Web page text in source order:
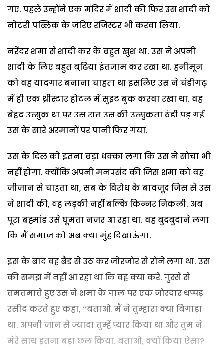
गए. पहले उन्होंने एक मंदिर में शादी की फिर उस शादी को
नोटरी पब्लिक के जरिए रजिस्टर भी करवा लिया.
नरेंदर शमा से शादी कर के बहुत खुश था. उस ने अपनी
शादी के लिए बहुत बढि़या इंतजाम कर रखा था. हनीमून
को वह यादगार बनाना चाहता था इसलिए उस ने चंडीगढ़
में ही एक थ्रीस्टार होटल में सुइट बुक करवा रखा था. वह
बेहद उत्सुक था पर उस रात उस की उत्सुकता ठंडी पड़ गई.
उस के सारे अरमानों पर पानी फिर गया.
उस के दिल को इतना बड़ा धक्का लगा कि उस ने सोचा भी
नहीं होगा. क्योंकि अपनी मनपसंद की जिस शमा को वह
जीजान से चाहता था, सब के विरोध के बावजूद जिस से उस
ने शादी की, वह लड़की नहीं बल्कि किन्नर निकली. अब
पूरा ब्रह्मांड उसे घूमता नजर आ रहा था. वह बुदबुदाने लगा
कि मैं समाज को अब क्या मुंह दिखाऊंगा.
इस के बाद वह बैड से उठ कर जोरजोर से रोने लगा था. उस
की समझ में नहीं आ रहा था कि वह क्या करे. गुस्से से
तमतमाते हुए उस ने शमा के गाल पर एक जोरदार थप्पड़
रसीद करते हुए कहा, ‘‘बताओ, मैं ने तुम्हारा क्या बिगाड़ा
था. अपनी जान से ज्यादा तुम्हें प्यार किया था और तुम ने
मेरे साथ इतना बड़ा छल किया. बताओ, क्यों किया ऐसा?